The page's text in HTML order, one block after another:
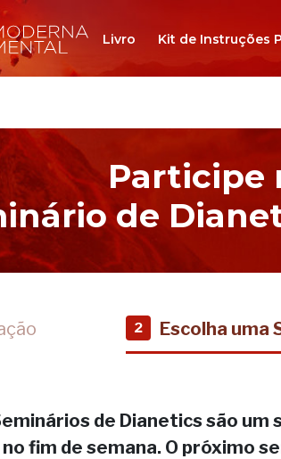
Livro Kit de Instruções
Participe
de
2 Escolha uma
de Dianetics são um
no fim de semana. O próximo